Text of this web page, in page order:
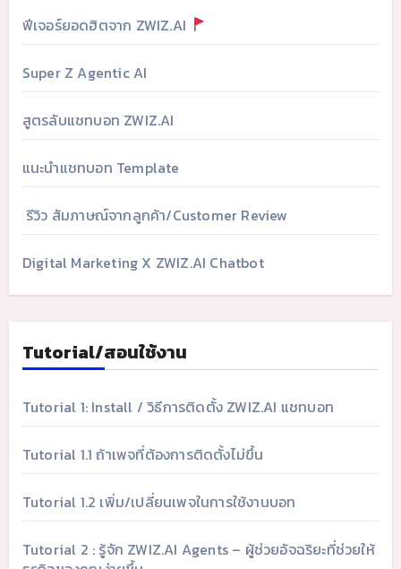
ฟีเจอร์ยอดฮิตจาก ZWIZ.AI
Super Z Agentic AI
สูตรลับแชทบอท ZWIZ.AI
แนะนำแชทบอท Template
รีวิว สัมภาษณ์จากลูกค้า/Customer Review
Digital Marketing X ZWIZ.AI Chatbot
Tutorial/สอนใช้งาน
Tutorial 1: Install / วิธีการติดตั้ง ZWIZ.AI แชทบอท
Tutorial 1.1 ถ้าเพจที่ต้องการติดตั้งไม่ขึ้น
Tutorial 1.2 เพิ่ม/เปลี่ยนเพจในการใช้งานบอท
Tutorial 2 : รู้จัก ZWIZ.AI Agents – ผู้ช่วยอัจฉริยะที่ช่วยให้